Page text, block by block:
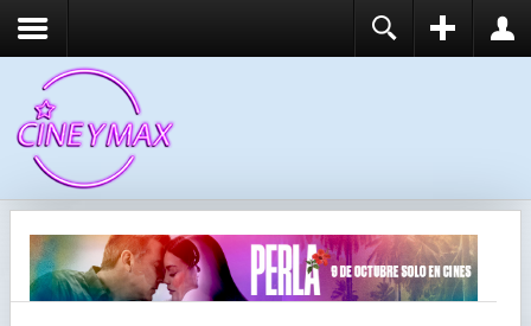
RECUÉRDEME
IDENTIFICARSE